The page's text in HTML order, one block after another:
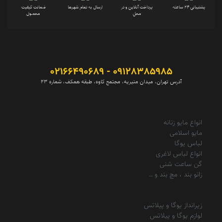
پشتیبانی 24 ساعته
پرداخت آنلاین و در
محل
ارسال به تمام شهرها
ضمانت کیفیت
محصول
09128385985 - 02166490689
آدرس تهران، میدان منیریه، مجتمع کاوه، طبقه همکف، شماره 23
انواع مایو زنانه
مایو اسلامی
لباس یوگا
انواع لباس لاغری
گن ساعت شنی
زانو بند ، مچ بند و …
زیرانداز یوگا و پیلاتس
لوازم یوگا و پیلاتس